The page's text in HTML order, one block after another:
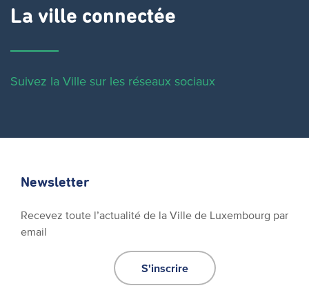
La ville connectée
Suivez la Ville sur les réseaux sociaux
Newsletter
Recevez toute l’actualité de la Ville de Luxembourg par
email
S'inscrire